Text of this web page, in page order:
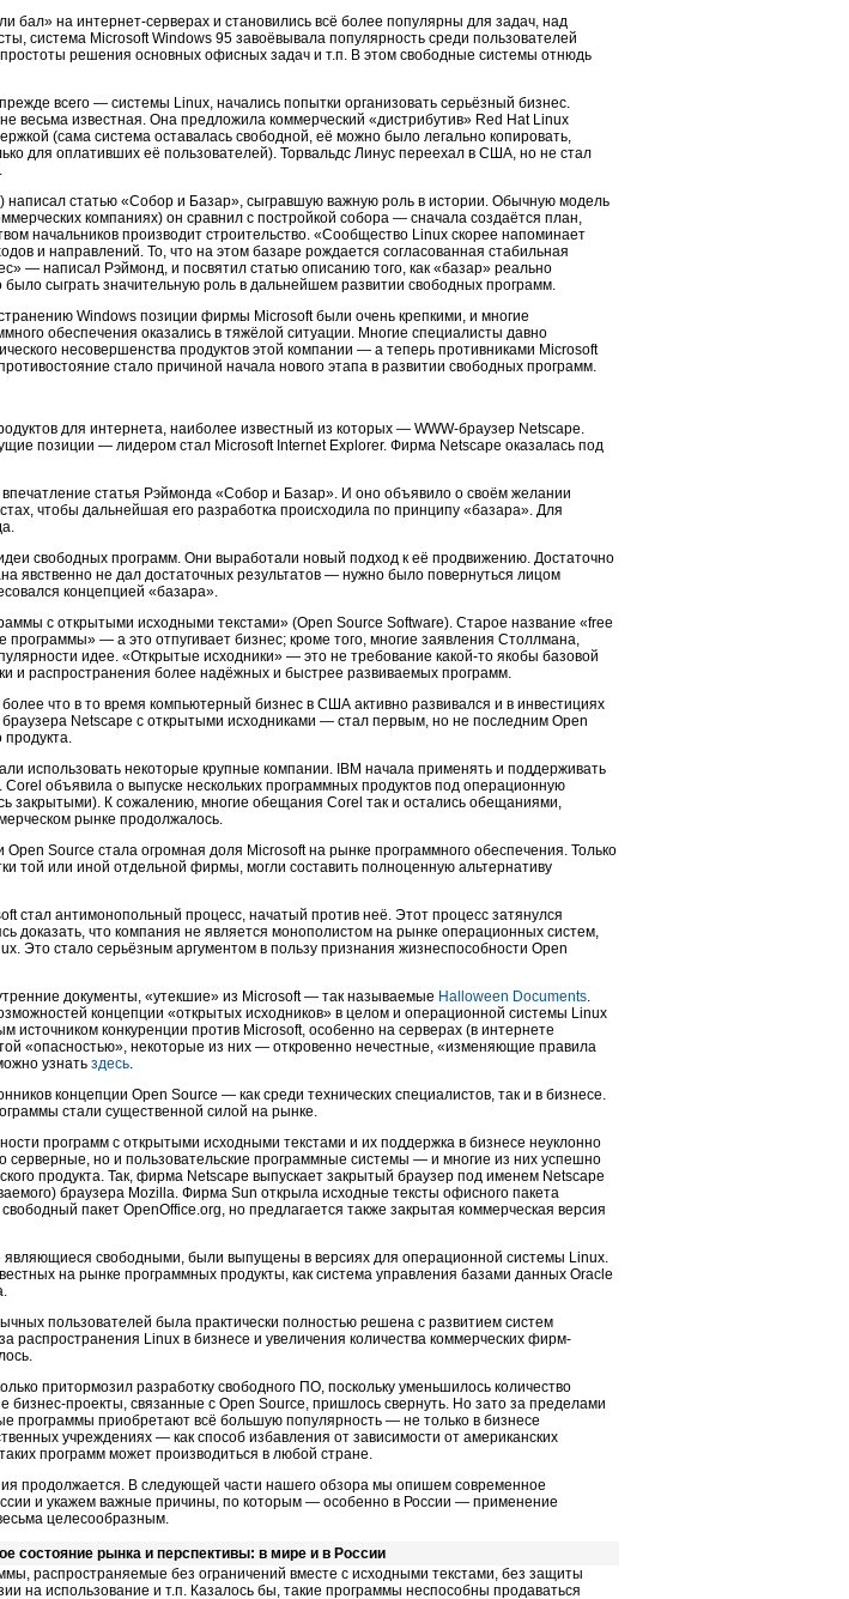
бал» на интернет-серверах и становились всё более популярны для задач, над
система Microsoft Windows 95 завоёвывала популярность среди пользователей
простоты решения основных офисных задач и т.п. В этом свободные системы отнюдь
всего — системы Linux, начались попытки организовать серьёзный бизнес.
весьма известная. Она предложила коммерческий «дистрибутив» Red Hat Linux
(сама система оставалась свободной, её можно было легально копировать,
для оплативших её пользователей). Торвальдс Линус переехал в США, но не стал
написал статью «Собор и Базар», сыгравшую важную роль в истории. Обычную модель
компаниях) он сравнил с постройкой собора — сначала создаётся план,
начальников производит строительство. «Сообщество Linux скорее напоминает
и направлений. То, что на этом базаре рождается согласованная стабильная
— написал Рэймонд, и посвятил статью описанию того, как «базар» реально
было сыграть значительную роль в дальнейшем развитии свободных программ.
Windows позиции фирмы Microsoft были очень крепкими, и многие
обеспечения оказались в тяжёлой ситуации. Многие специалисты давно
несовершенства продуктов этой компании — а теперь противниками Microsoft
стало причиной начала нового этапа в развитии свободных программ.
для интернета, наиболее известный из которых — WWW-браузер Netscape.
позиции — лидером стал Microsoft Internet Explorer. Фирма Netscape оказалась под
статья Рэймонда «Собор и Базар». И оно объявило о своём желании
чтобы дальнейшая его разработка происходила по принципу «базара». Для
свободных программ. Они выработали новый подход к её продвижению. Достаточно
явственно не дал достаточных результатов — нужно было повернуться лицом
концепцией «базара».
с открытыми исходными текстами» (Open Source Software). Старое название «free
— а это отпугивает бизнес; кроме того, многие заявления Столлмана,
идее. «Открытые исходники» — это не требование какой-то якобы базовой
и распространения более надёжных и быстрее развиваемых программ.
что в то время компьютерный бизнес в США активно развивался и в инвестициях
Netscape с открытыми исходниками — стал первым, но не последним Open
использовать некоторые крупные компании. IBM начала применять и поддерживать
объявила о выпуске нескольких программных продуктов под операционную
закрытыми). К сожалению, многие обещания Corel так и остались обещаниями,
рынке продолжалось.
Source стала огромная доля Microsoft на рынке программного обеспечения. Только
той или иной отдельной фирмы, могли составить полноценную альтернативу
стал антимонопольный процесс, начатый против неё. Этот процесс затянулся
доказать, что компания не является монополистом на рынке операционных систем,
Это стало серьёзным аргументом в пользу признания жизнеспособности Open
документы, «утекшие» из Microsoft — так называемые Halloween Documents.
концепции «открытых исходников» в целом и операционной системы Linux
источником конкуренции против Microsoft, особенно на серверах (в интернете
«опасностью», некоторые из них — откровенно нечестные, «изменяющие правила
узнать здесь.
концепции Open Source — как среди технических специалистов, так и в бизнесе.
стали существенной силой на рынке.
программ с открытыми исходными текстами и их поддержка в бизнесе неуклонно
серверные, но и пользовательские программные системы — и многие из них успешно
продукта. Так, фирма Netscape выпускает закрытый браузер под именем Netscape
браузера Mozilla. Фирма Sun открыла исходные тексты офисного пакета
пакет OpenOffice.org, но предлагается также закрытая коммерческая версия
являющиеся свободными, были выпущены в версиях для операционной системы Linux.
на рынке программных продукты, как система управления базами данных Oracle
пользователей была практически полностью решена с развитием систем
распространения Linux в бизнесе и увеличения количества коммерческих фирм-
притормозил разработку свободного ПО, поскольку уменьшилось количество
бизнес-проекты, связанные с Open Source, пришлось свернуть. Но зато за пределами
программы приобретают всё большую популярность — не только в бизнесе
учреждениях — как способ избавления от зависимости от американских
программ может производиться в любой стране.
продолжается. В следующей части нашего обзора мы опишем современное
и укажем важные причины, по которым — особенно в России — применение
целесообразным.
состояние рынка и перспективы: в мире и в России
распространяемые без ограничений вместе с исходными текстами, без защиты
на использование и т.п. Казалось бы, такие программы неспособны продаваться